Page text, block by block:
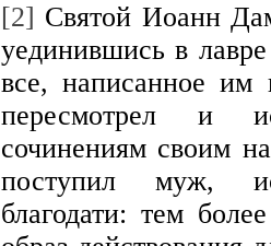
[2] Святой Иоанн
уединившись в
все, написанное им
пересмотрел и
сочинениям своим
поступил муж,
благодати: тем